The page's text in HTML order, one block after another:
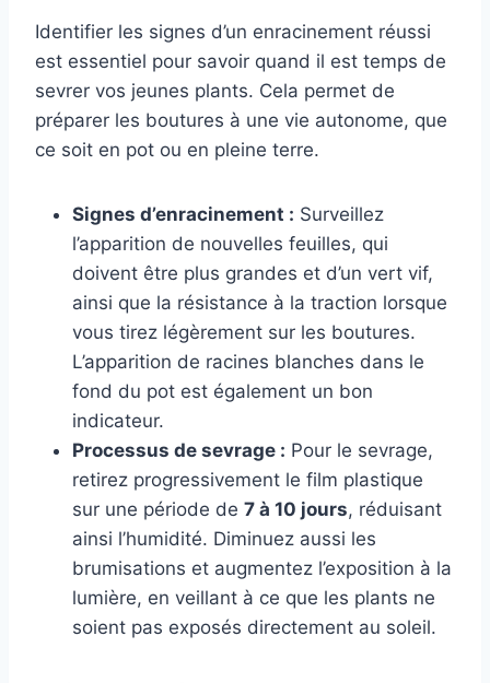
Identifier les signes d’un enracinement réussi
est essentiel pour savoir quand il est temps de
sevrer vos jeunes plants. Cela permet de
préparer les boutures à une vie autonome, que
ce soit en pot ou en pleine terre.
Signes d’enracinement : Surveillez
l’apparition de nouvelles feuilles, qui
doivent être plus grandes et d’un vert vif,
ainsi que la résistance à la traction lorsque
vous tirez légèrement sur les boutures.
L’apparition de racines blanches dans le
fond du pot est également un bon
indicateur.
Processus de sevrage : Pour le sevrage,
retirez progressivement le film plastique
sur une période de 7 à 10 jours, réduisant
ainsi l’humidité. Diminuez aussi les
brumisations et augmentez l’exposition à la
lumière, en veillant à ce que les plants ne
soient pas exposés directement au soleil.